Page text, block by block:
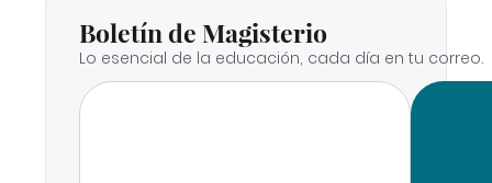
Boletín de Magisterio
Lo esencial de la educación, cada día en tu correo.